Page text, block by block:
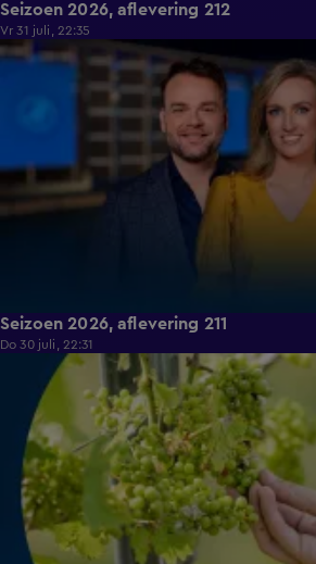
Seizoen 2026, aflevering 212
Vr 31 juli, 22:35
19:16
Seizoen 2026, aflevering 211
Do 30 juli, 22:31